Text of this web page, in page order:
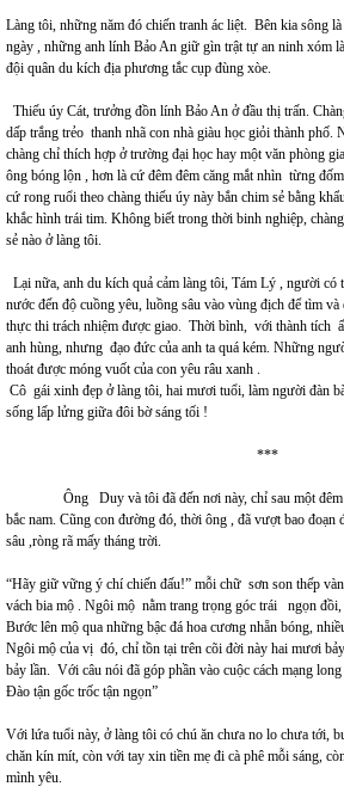
Làng tôi, những năm đó chiến tranh ác liệt. Bên kia sông
ngày , những anh lính Bảo An giữ gìn trật tự an ninh xóm
đội quân du kích địa phương tắc cụp đùng xòe.
Thiếu úy Cát, trưởng đồn lính Bảo An ở đầu thị trấn.
dấp trắng trẻo thanh nhã con nhà giàu học giỏi thành phố.
chàng chỉ thích hợp ở trường đại học hay một văn phòng
ông bóng lộn , hơn là cứ đêm đêm căng mắt nhìn từng
cứ rong ruổi theo chàng thiếu úy này bắn chim sẻ bằng
khắc hình trái tim. Không biết trong thời binh nghiệp,
sẻ nào ở làng tôi.
Lại nữa, anh du kích quả cảm làng tôi, Tám Lý , người
nước đến độ cuồng yêu, luồng sâu vào vùng địch để tìm
thực thi trách nhiệm được giao. Thời bình, với thành tích
anh hùng, nhưng đạo đức của anh ta quá kém. Những
thoát được móng vuốt của con yêu râu xanh .
Cô gái xinh đẹp ở làng tôi, hai mươi tuổi, làm người đàn
sống lấp lửng giữa đôi bờ sáng tối !
***
Ông Duy và tôi đã đến nơi này, chỉ sau một đêm
bắc nam. Cũng con đường đó, thời ông , đã vượt bao đoạn
sâu ,ròng rã mấy tháng trời.
“Hãy giữ vững ý chí chiến đấu!” mỗi chữ sơn son thếp
vách bia mộ . Ngôi mộ nằm trang trọng góc trái ngọn đồi,
Bước lên mộ qua những bậc đá hoa cương nhẵn bóng,
Ngôi mộ của vị đó, chỉ tồn tại trên cõi đời này hai mươi
bảy lần. Với câu nói đã góp phần vào cuộc cách mạng
Đào tận gốc trốc tận ngọn”
Với lứa tuổi này, ở làng tôi có chú ăn chưa no lo chưa tới,
chăn kín mít, còn với tay xin tiền mẹ đi cà phê mỗi sáng,
mình yêu.